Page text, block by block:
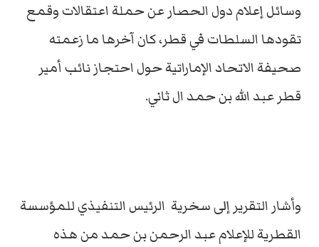
وسائل إعلام دول الحصار عن حملة اعتقالات وقمع
تقودها السلطات في قطر، كان آخرها ما زعمته
صحيفة الاتحاد الإماراتية حول احتجاز نائب أمير
قطر عبد الله بن حمد ال ثاني.
وأشار التقرير إلى سخرية الرئيس التنفيذي للمؤسسة
القطرية للإعلام عبد الرحمن بن حمد من هذه